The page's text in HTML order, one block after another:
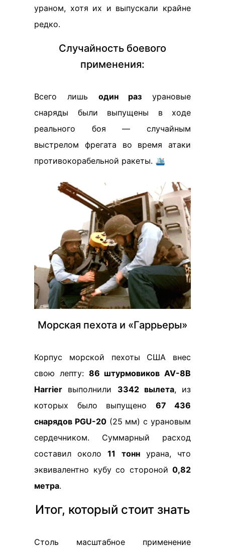
ураном, хотя их и выпускали крайне
редко.
Случайность боевого
применения:
Всего лишь один раз урановые
снаряды были выпущены в ходе
реального боя — случайным
выстрелом фрегата во время атаки
противокорабельной ракеты. 🛳️
Морская пехота и «Гаррьеры»
Корпус морской пехоты США внес
свою лепту: 86 штурмовиков AV-8B
Harrier выполнили 3342 вылета, из
которых было выпущено 67 436
снарядов PGU-20(25 мм) с урановым
сердечником. Суммарный расход
составил около11 тоннурана, что
эквивалентно кубу со стороной 0,82
метра.
Итог, который стоит знать
Столь масштабное применение